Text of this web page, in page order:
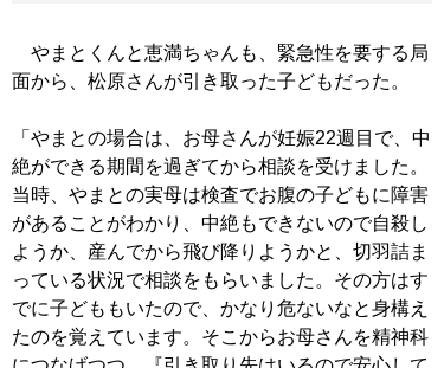
やまとくんと恵満ちゃんも、緊急性を要する局
面から、松原さんが引き取った子どもだった。
「やまとの場合は、お母さんが妊娠22週目で、中
絶ができる期間を過ぎてから相談を受けました。
当時、やまとの実母は検査でお腹の子どもに障害
があることがわかり、中絶もできないので自殺し
ようか、産んでから飛び降りようかと、切羽詰ま
っている状況で相談をもらいました。その方はす
でに子どももいたので、かなり危ないなと身構え
たのを覚えています。そこからお母さんを精神科